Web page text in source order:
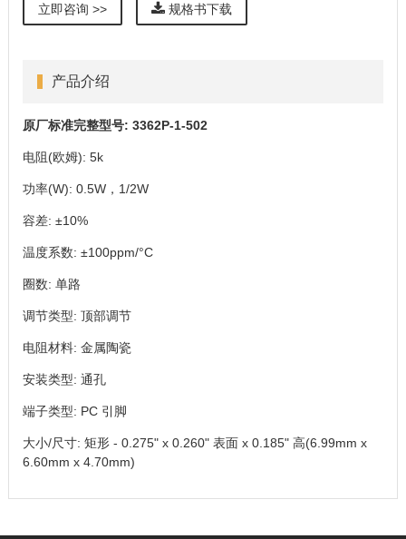
立即咨询 >> 规格书下载
产品介绍
原厂标准完整型号: 3362P-1-502
电阻(欧姆): 5k
功率(W): 0.5W，1/2W
容差: ±10%
温度系数: ±100ppm/°C
圈数: 单路
调节类型: 顶部调节
电阻材料: 金属陶瓷
安装类型: 通孔
端子类型: PC 引脚
大小/尺寸: 矩形 - 0.275" x 0.260" 表面 x 0.185" 高(6.99mm x
6.60mm x 4.70mm)